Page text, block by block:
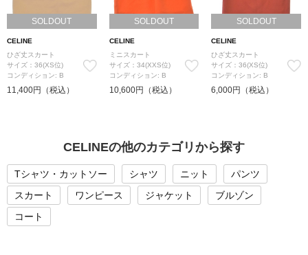
SOLDOUT
CELINE
ひざ丈スカート
サイズ：36(XS位)
コンディション: B
11,400円（税込）
SOLDOUT
CELINE
ミニスカート
サイズ：34(XXS位)
コンディション: B
10,600円（税込）
SOLDOUT
CELINE
ひざ丈スカート
サイズ：36(XS位)
コンディション: B
6,000円（税込）
CELINEの他のカテゴリから探す
Tシャツ・カットソー シャツ ニット
パンツ
スカート
ワンピース ジャケット
ブルゾン
コート